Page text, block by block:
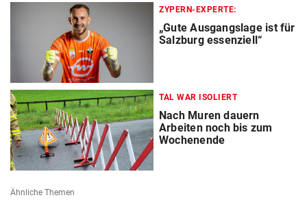
ZYPERN-EXPERTE:
„Gute Ausgangslage ist für
Salzburg essenziell“
TAL WAR ISOLIERT
Nach Muren dauern
Arbeiten noch bis zum
Wochenende
Ähnliche Themen